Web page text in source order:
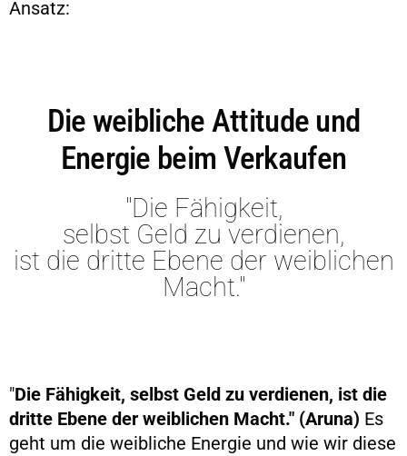
Ansatz:
Die weibliche Attitude und
Energie beim Verkaufen
"Die Fähigkeit,
selbst Geld zu verdienen,
ist die dritte Ebene der weiblichen
Macht."
"Die Fähigkeit, selbst Geld zu verdienen, ist die
dritte Ebene der weiblichen Macht." (Aruna) Es
geht um die weibliche Energie und wie wir diese